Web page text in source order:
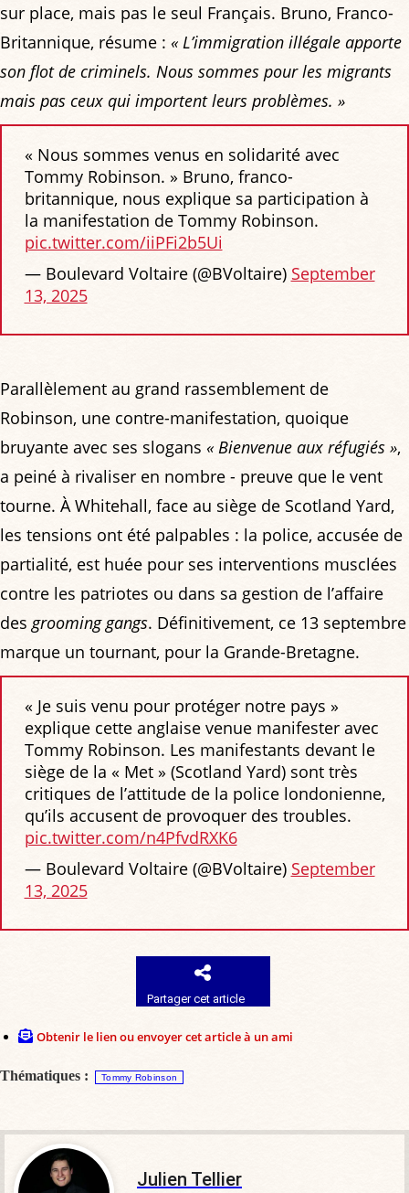
sur place, mais pas le seul Français. Bruno, Franco-
Britannique, résume : « L’immigration illégale apporte
son flot de criminels. Nous sommes pour les migrants
mais pas ceux qui importent leurs problèmes. »
« Nous sommes venus en solidarité avec
Tommy Robinson. » Bruno, franco-
britannique, nous explique sa participation à
la manifestation de Tommy Robinson.
pic.twitter.com/iiPFi2b5Ui
— Boulevard Voltaire (@BVoltaire) September
13, 2025
Parallèlement au grand rassemblement de
Robinson, une contre-manifestation, quoique
bruyante avec ses slogans « Bienvenue aux réfugiés »,
a peiné à rivaliser en nombre - preuve que le vent
tourne. À Whitehall, face au siège de Scotland Yard,
les tensions ont été palpables : la police, accusée de
partialité, est huée pour ses interventions musclées
contre les patriotes ou dans sa gestion de l’affaire
desgrooming gangs. Définitivement, ce 13 septembre
marque un tournant, pour la Grande-Bretagne.
« Je suis venu pour protéger notre pays »
explique cette anglaise venue manifester avec
Tommy Robinson. Les manifestants devant le
siège de la « Met » (Scotland Yard) sont très
critiques de l’attitude de la police londonienne,
qu’ils accusent de provoquer des troubles.
pic.twitter.com/n4PfvdRXK6
— Boulevard Voltaire (@BVoltaire) September
13, 2025
Partager cet article
Obtenir le lien ou envoyer cet article à un ami
Thématiques : Tommy Robinson
Julien Tellier